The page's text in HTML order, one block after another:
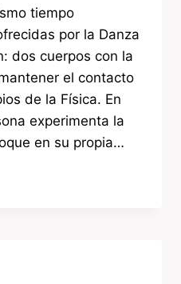
tiempo
por la Danza
dos cuerpos con la
el contacto
de la Física. En
experimenta la
en su propia…